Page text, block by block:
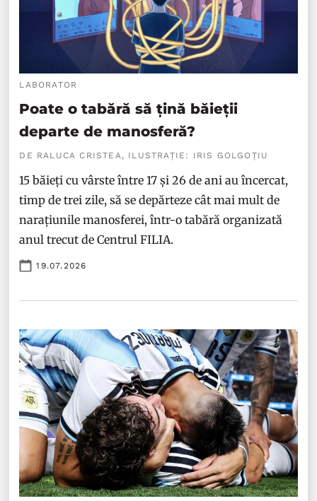
LABORATOR
Poate o tabără să țină băieții
departe de manosferă?
DE RALUCA CRISTEA, ILUSTRAȚIE: IRIS GOLGOȚIU
15 băieți cu vârste între 17 și 26 de ani au încercat,
timp de trei zile, să se depărteze cât mai mult de
narațiunile manosferei, într-o tabără organizată
anul trecut de Centrul FILIA.
19.07.2026